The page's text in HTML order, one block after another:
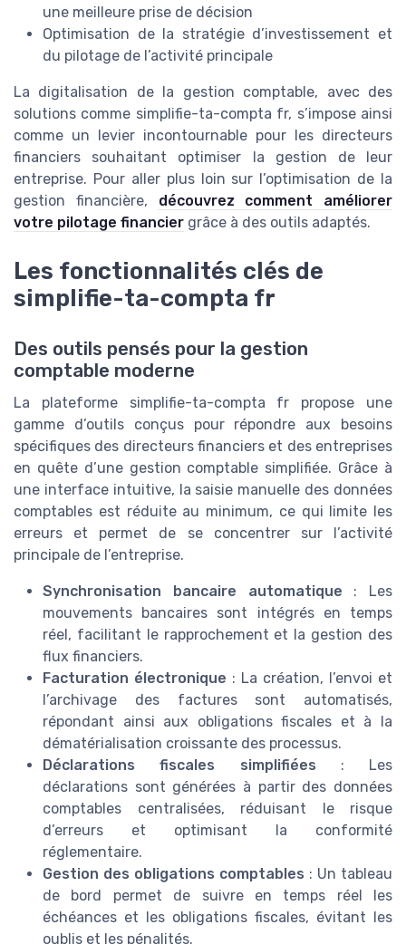
une meilleure prise de décision
Optimisation de la stratégie d’investissement et
du pilotage de l’activité principale
La digitalisation de la gestion comptable, avec des
solutions comme simplifie-ta-compta fr, s’impose ainsi
comme un levier incontournable pour les directeurs
financiers souhaitant optimiser la gestion de leur
entreprise. Pour aller plus loin sur l’optimisation de la
gestion financière, découvrez comment améliorer
votre pilotage financier grâce à des outils adaptés.
Les fonctionnalités clés de
simplifie-ta-compta fr
Des outils pensés pour la gestion
comptable moderne
La plateforme simplifie-ta-compta fr propose une
gamme d’outils conçus pour répondre aux besoins
spécifiques des directeurs financiers et des entreprises
en quête d’une gestion comptable simplifiée. Grâce à
une interface intuitive, la saisie manuelle des données
comptables est réduite au minimum, ce qui limite les
erreurs et permet de se concentrer sur l’activité
principale de l’entreprise.
Synchronisation bancaire automatique : Les
mouvements bancaires sont intégrés en temps
réel, facilitant le rapprochement et la gestion des
flux financiers.
Facturation électronique : La création, l’envoi et
l’archivage des factures sont automatisés,
répondant ainsi aux obligations fiscales et à la
dématérialisation croissante des processus.
Déclarations fiscales simplifiées : Les
déclarations sont générées à partir des données
comptables centralisées, réduisant le risque
d’erreurs et optimisant la conformité
réglementaire.
Gestion des obligations comptables : Un tableau
de bord permet de suivre en temps réel les
échéances et les obligations fiscales, évitant les
oublis et les pénalités.